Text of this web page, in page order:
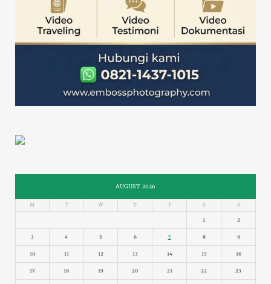
AUGUST 2026
M T W T F S S
1 2
3 4 5 6 7 8 9
10 11 12 13 14 15 16
17 18 19 20 21 22 23